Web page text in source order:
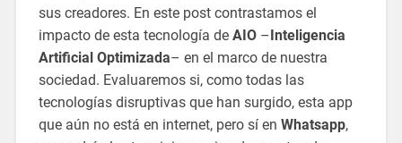
sus creadores. En este post contrastamos el
impacto de esta tecnología de AIO–Inteligencia
Artificial Optimizada– en el marco de nuestra
sociedad. Evaluaremos si, como todas las
tecnologías disruptivas que han surgido, esta app
que aún no está en internet, pero sí en Whatsapp,